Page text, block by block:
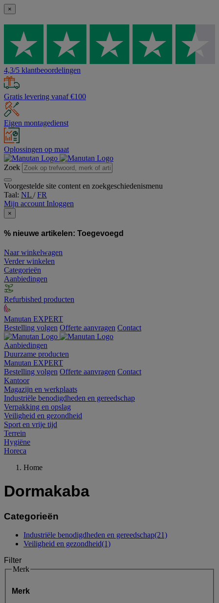
×
4,3/5 klantbeoordelingen
Gratis levering vanaf €100
Eigen montagedienst
Oplossingen op maat
Zoek
Voorgestelde site content en zoekgeschiedenismenu
Taal: NL /FR
Mijn account Inloggen
×
% nieuwe artikelen: Toegevoegd
Naar winkelwagen
Verder winkelen
Categorieën
Aanbiedingen
Refurbished producten
Manutan EXPERT
Bestelling volgen Offerte aanvragen Contact
Aanbiedingen
Duurzame producten
Manutan EXPERT
Bestelling volgen Offerte aanvragen Contact
Kantoor
Magazijn en werkplaats
Industriële benodigdheden en gereedschap
Verpakking en opslag
Veiligheid en gezondheid
Sport en vrije tijd
Terrein
Hygiëne
Horeca
Home
Dormakaba
Categorieën
Industriële benodigdheden en gereedschap(21)
Veiligheid en gezondheid(1)
Filter
Merk
Merk